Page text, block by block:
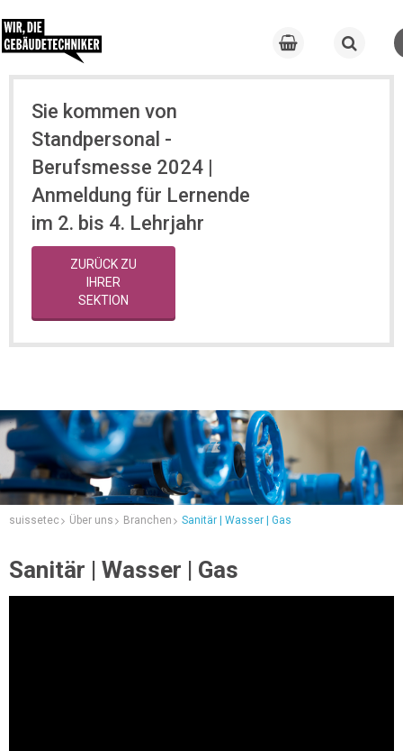
Sie kommen von
Standpersonal -
Berufsmesse 2024 |
Anmeldung für Lernende
im 2. bis 4. Lehrjahr
ZURÜCK ZU
IHRER
SEKTION
suissetec Über uns Branchen Sanitär | Wasser | Gas
Sanitär | Wasser | Gas